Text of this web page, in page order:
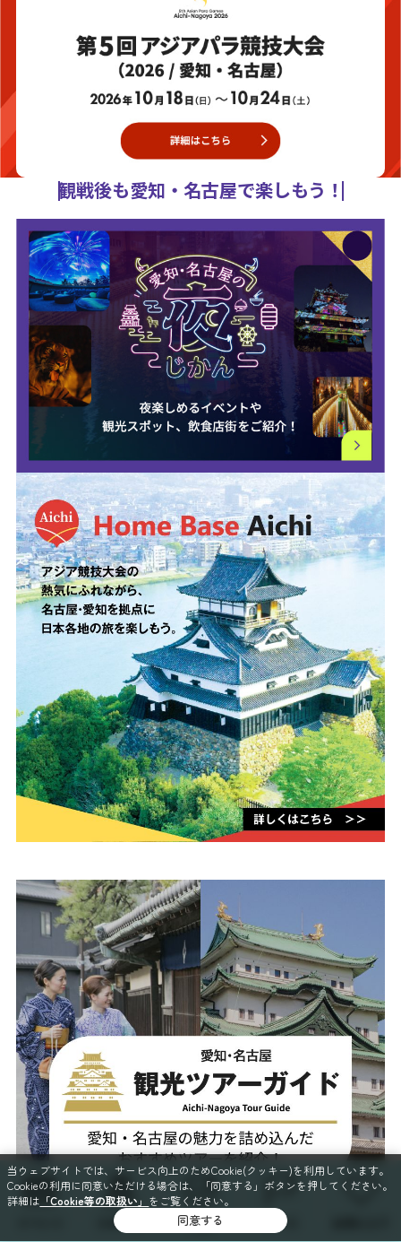
観戦後も愛知・名古屋で楽しもう！
スポット 特集 コース
当ウェブサイトでは、サービス向上のためCookie(クッキー)を利用しています。
Cookieの利用に同意いただける場合は、「同意する」ボタンを押してください。
詳細は 「Cookie等の取扱い」 をご覧ください。
同意する